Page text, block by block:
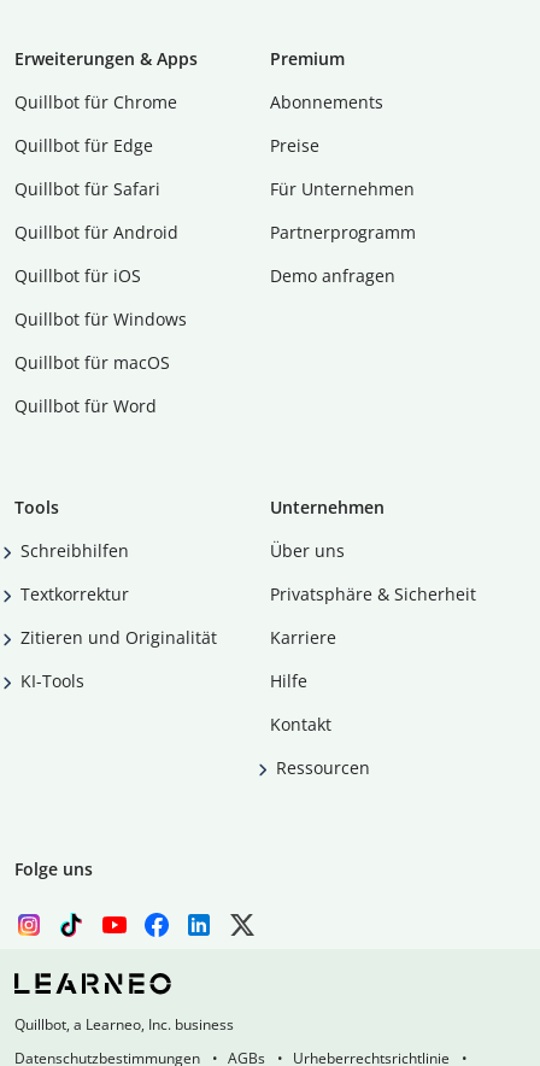
Erweiterungen & Apps
Quillbot für Chrome
Quillbot für Edge
Quillbot für Safari
Quillbot für Android
Quillbot für iOS
Quillbot für Windows
Quillbot für macOS
Quillbot für Word
Premium
Abon­ne­ments
Preise
Für Unternehmen
Partnerprogramm
Demo anfragen
Tools
Schreibhilfen
Textkorrektur
Zitieren und Originalität
KI-Tools
Unternehmen
Über uns
Privatsphäre & Sicherheit
Karriere
Hilfe
Kontakt
Ressourcen
Folge uns
Quillbot, a Learneo, Inc. business
Datenschutzbestimmungen
AGBs Urheberrechtsrichtlinie